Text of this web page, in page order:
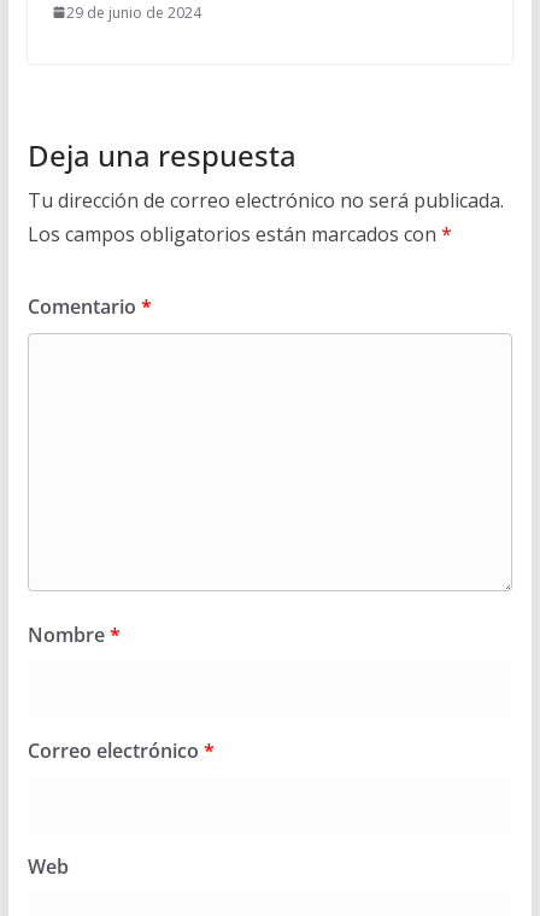
29 de junio de 2024
Deja una respuesta
Tu dirección de correo electrónico no será publicada.
Los campos obligatorios están marcados con *
Comentario *
Nombre*
Correo electrónico *
Web